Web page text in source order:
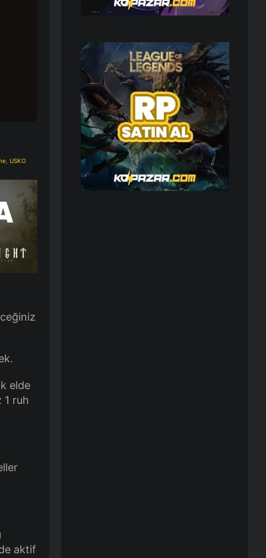
USKO
elde
1 ruh
aktif